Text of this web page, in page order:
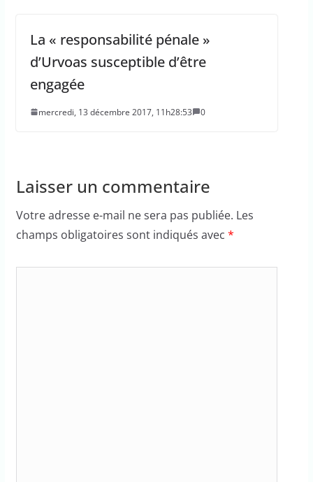
La « responsabilité pénale »
d’Urvoas susceptible d’être
engagée
mercredi, 13 décembre 2017, 11h28:53 0
Laisser un commentaire
Votre adresse e-mail ne sera pas publiée. Les
champs obligatoires sont indiqués avec *